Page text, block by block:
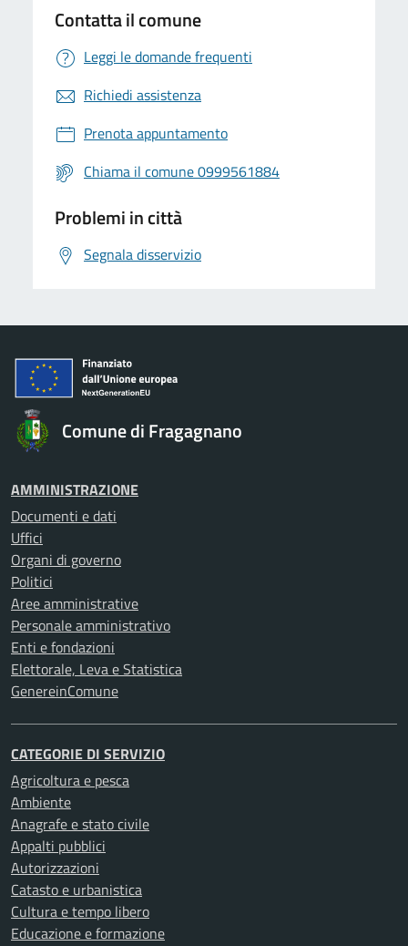
Contatta il comune
Leggi le domande frequenti
Richiedi assistenza
Prenota appuntamento
Chiama il comune 0999561884
Problemi in città
Segnala disservizio
Comune di Fragagnano
AMMINISTRAZIONE
Documenti e dati
Uffici
Organi di governo
Politici
Aree amministrative
Personale amministrativo
Enti e fondazioni
Elettorale, Leva e Statistica
GenereinComune
CATEGORIE DI SERVIZIO
Agricoltura e pesca
Ambiente
Anagrafe e stato civile
Appalti pubblici
Autorizzazioni
Catasto e urbanistica
Cultura e tempo libero
Educazione e formazione